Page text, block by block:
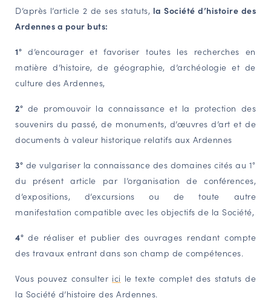
Étudiants & chercheurs
D’après l’article 2 de ses statuts, la Société d’histoire des
Ardennes a pour buts:
1° d’encourager et favoriser toutes les recherches en
matière d’histoire, de géographie, d’archéologie et de
culture des Ardennes,
2° de promouvoir la connaissance et la protection des
souvenirs du passé, de monuments, d’œuvres d’art et de
documents à valeur historique relatifs aux Ardennes
3° de vulgariser la connaissance des domaines cités au 1°
du présent article par l’organisation de conférences,
d’expositions, d’excursions ou de toute autre
manifestation compatible avec les objectifs de la Société,
4° de réaliser et publier des ouvrages rendant compte
des travaux entrant dans son champ de compétences.
Vous pouvez consulter ici le texte complet des statuts de
la Société d’histoire des Ardennes.